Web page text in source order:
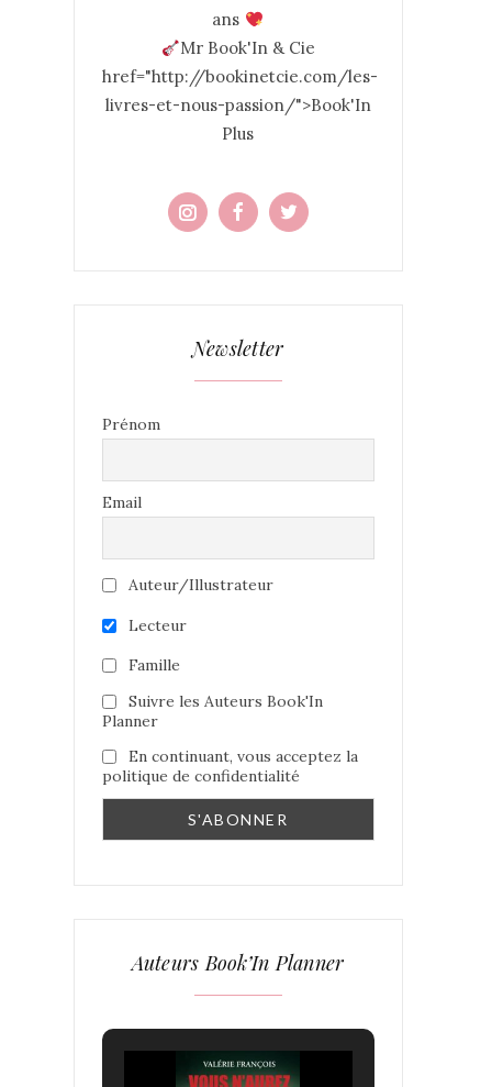
ans
Mr Book'In & Cie
href="http://bookinetcie.com/les-
livres-et-nous-passion/">Book'In
Plus
Newsletter
Prénom
Email
Auteur/Illustrateur
Lecteur
Famille
Suivre les Auteurs Book'In
Planner
En continuant, vous acceptez la
politique de confidentialité
Auteurs Book’In Planner